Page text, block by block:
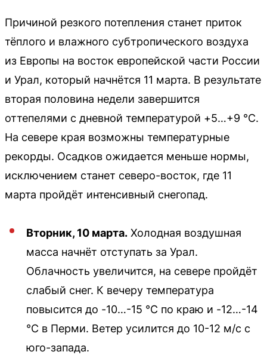
Причиной резкого потепления станет приток
тёплого и влажного субтропического воздуха
из Европы на восток европейской части России
и Урал, который начнётся 11 марта. В результате
вторая половина недели завершится
оттепелями с дневной температурой +5…+9 °С.
На севере края возможны температурные
рекорды. Осадков ожидается меньше нормы,
исключением станет северо-восток, где 11
марта пройдёт интенсивный снегопад.
Вторник, 10 марта. Холодная воздушная
масса начнёт отступать за Урал.
Облачность увеличится, на севере пройдёт
слабый снег. К вечеру температура
повысится до -10…-15 °С по краю и -12…-14
°С в Перми. Ветер усилится до 10-12 м/с с
юго-запада.